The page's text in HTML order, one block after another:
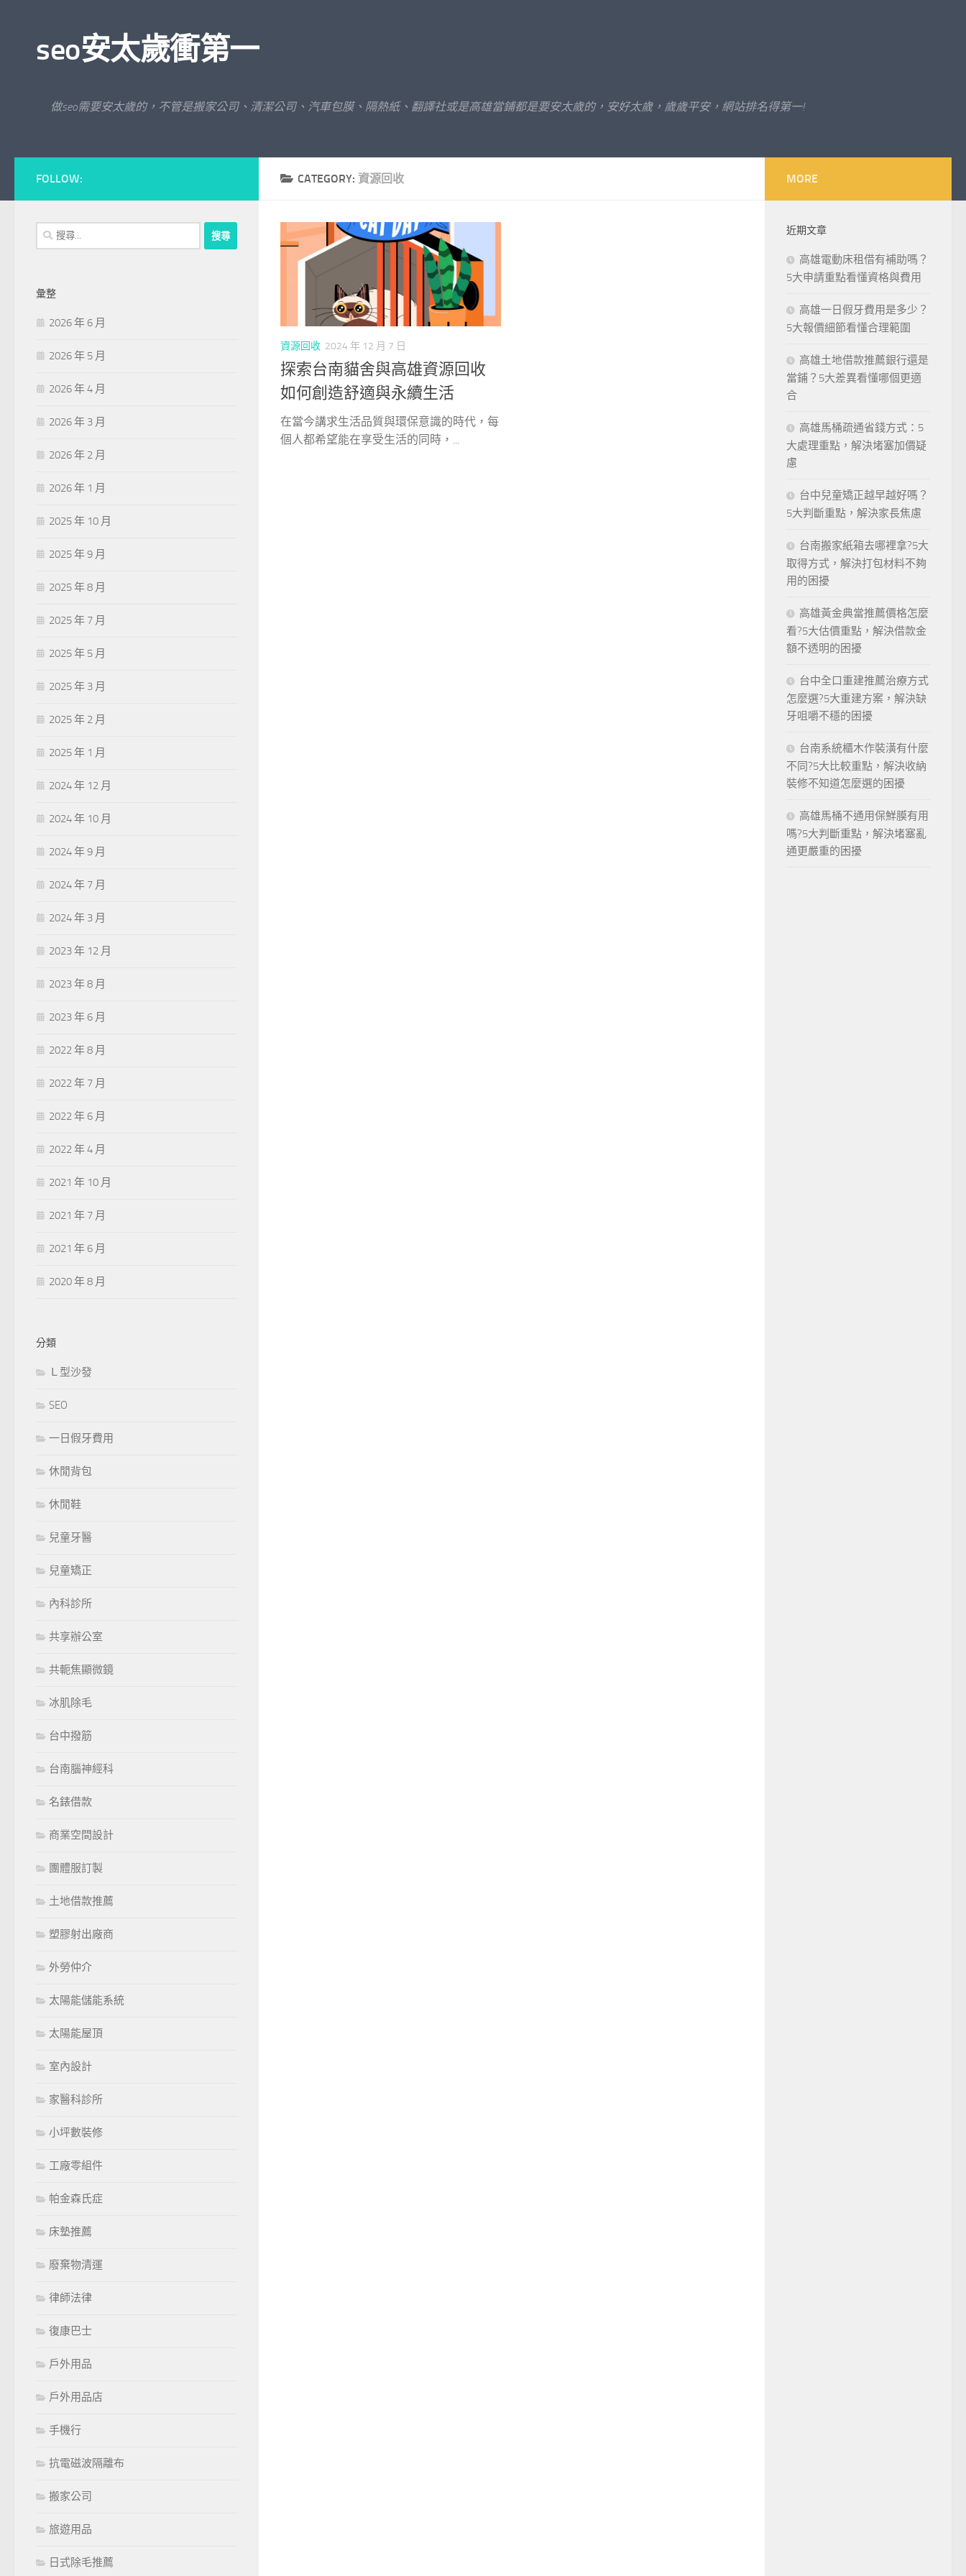
seo安太歲衝第一
做seo需要安太歲的，不管是搬家公司、清潔公司、汽車包膜、隔熱紙、翻譯社或是高雄當鋪都是要安太歲的，安好太歲，歲歲平安，網站排名得第一!
CATEGORY: 資源回收
資源回收 2024 年 12 月 7 日
探索台南貓舍與高雄資源回收
如何創造舒適與永續生活
在當今講求生活品質與環保意識的時代，每
個人都希望能在享受生活的同時，...
FOLLOW:
搜
尋
字:
彙整
2026 年 6 月
2026 年 5 月
2026 年 4 月
2026 年 3 月
2026 年 2 月
2026 年 1 月
2025 年 10 月
2025 年 9 月
2025 年 8 月
2025 年 7 月
2025 年 5 月
2025 年 3 月
2025 年 2 月
2025 年 1 月
2024 年 12 月
2024 年 10 月
2024 年 9 月
2024 年 7 月
2024 年 3 月
2023 年 12 月
2023 年 8 月
2023 年 6 月
2022 年 8 月
2022 年 7 月
2022 年 6 月
2022 年 4 月
2021 年 10 月
2021 年 7 月
2021 年 6 月
2020 年 8 月
分類
Ｌ型沙發
SEO
一日假牙費用
休閒背包
休閒鞋
兒童牙醫
兒童矯正
內科診所
共享辦公室
共軛焦顯微鏡
冰肌除毛
台中撥筋
台南腦神經科
名錶借款
商業空間設計
團體服訂製
土地借款推薦
塑膠射出廠商
外勞仲介
太陽能儲能系統
太陽能屋頂
室內設計
家醫科診所
小坪數裝修
工廠零組件
帕金森氏症
床墊推薦
廢棄物清運
律師法律
復康巴士
戶外用品
戶外用品店
手機行
抗電磁波隔離布
搬家公司
旅遊用品
日式除毛推薦
MORE
近期文章
高雄電動床租借有補助嗎？
5大申請重點看懂資格與費用
高雄一日假牙費用是多少？
5大報價細節看懂合理範圍
高雄土地借款推薦銀行還是
當鋪？5大差異看懂哪個更適
合
高雄馬桶疏通省錢方式：5
大處理重點，解決堵塞加價疑
慮
台中兒童矯正越早越好嗎？
5大判斷重點，解決家長焦慮
台南搬家紙箱去哪裡拿?5大
取得方式，解決打包材料不夠
用的困擾
高雄黃金典當推薦價格怎麼
看?5大估價重點，解決借款金
額不透明的困擾
台中全口重建推薦治療方式
怎麼選?5大重建方案，解決缺
牙咀嚼不穩的困擾
台南系統櫃木作裝潢有什麼
不同?5大比較重點，解決收納
裝修不知道怎麼選的困擾
高雄馬桶不通用保鮮膜有用
嗎?5大判斷重點，解決堵塞亂
通更嚴重的困擾